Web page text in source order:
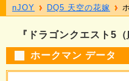
『ドラゴンクエスト5（
ホークマン データ
nJOY DQ5 天空の花嫁